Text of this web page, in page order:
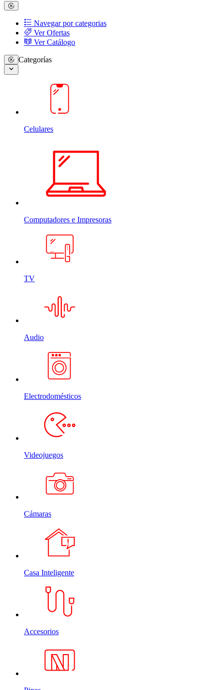
Navegar por categorias
Ver Ofertas
Ver Catálogo
Categorías
Celulares
Computadores e Impresoras
TV
Audio
Electrodomésticos
Videojuegos
Cámaras
Casa Inteligente
Accesorios